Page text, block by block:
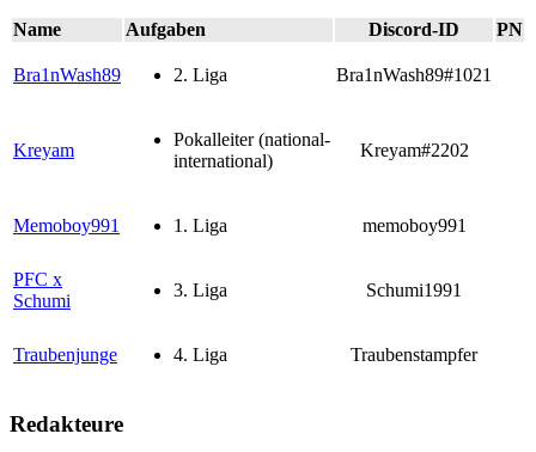
Name Aufgaben Discord-ID PN
Bra1nWash89 2. Liga Bra1nWash89#1021
Kreyam
Pokalleiter (national-
international)
Kreyam#2202
Memoboy991 1. Liga memoboy991
PFC x
Schumi
3. Liga Schumi1991
Traubenjunge 4. Liga Traubenstampfer
Redakteure